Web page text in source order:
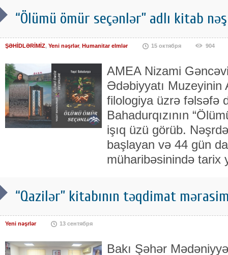
“Ölümü ömür seçənlər” adlı kitab
ŞƏHİDLƏRİMİZ, Yeni nəşrlər, Humanitar elmlər 15 октября 904
AMEA Nizami
Ədəbiyyatı Muzeyinin
filologiya üzrə fəlsəfə
Bahadurqızının
işıq üzü görüb.
başlayan və 44 gün
müharibəsinində tarix
“Qazilər” kitabının təqdimat
Yeni nəşrlər 13 сентября
Bakı Şəhər